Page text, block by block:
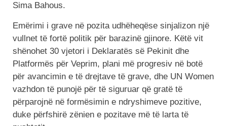
Sima Bahous.
Emërimi i grave në pozita udhëheqëse sinjalizon një
vullnet të fortë politik për barazinë gjinore. Këtë vit
shënohet 30 vjetori i Deklaratës së Pekinit dhe
Platformës për Veprim, plani më progresiv në botë
për avancimin e të drejtave të grave, dhe UN Women
vazhdon të punojë për të siguruar që gratë të
përparojnë në formësimin e ndryshimeve pozitive,
duke përfshirë zënien e pozitave më të larta të